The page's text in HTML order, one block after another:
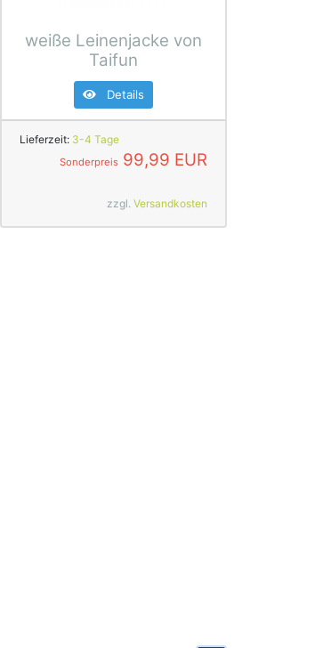
weiße Leinenjacke von
Taifun
Details
Lieferzeit: 3-4 Tage
Sonderpreis99,99 EUR
zzgl. Versandkosten